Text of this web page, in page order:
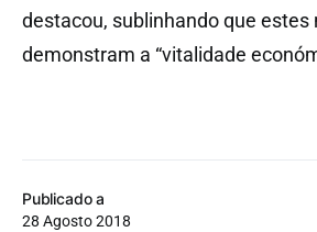
Publicado a
28 Agosto 2018
destacou, sublinhando que estes
demonstram a “vitalidade